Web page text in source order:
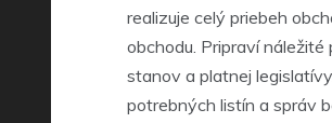
realizuje celý priebeh
obchodu. Pripraví
stanov a platnej
potrebných listín a správ